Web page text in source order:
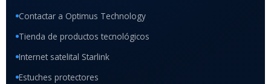
Contactar a Optimus Technology
Tienda de productos tecnológicos
Internet satelital Starlink
Estuches protectores